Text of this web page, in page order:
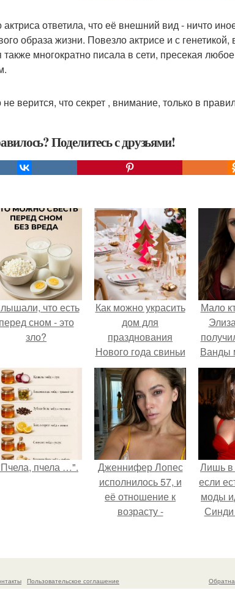
актриса ответила, что её внешний вид - ничто
образа жизни. Повезло актрисе и с
многократно писала в сети, пресекая
не верится, что секрет , внимание, только в
Поделитесь с друзьями!
что есть
перед сном - это
зло?
Как можно украсить
дом для
празднования
Нового года свиньи
Мало
Ванды
пчела …".
Дженнифер Лопес
исполнилось 57, и
её отношение к
возрасту -
уверенности: "не
отлично выгляжу
Лишь в
если
моды
Пользовательское соглашение